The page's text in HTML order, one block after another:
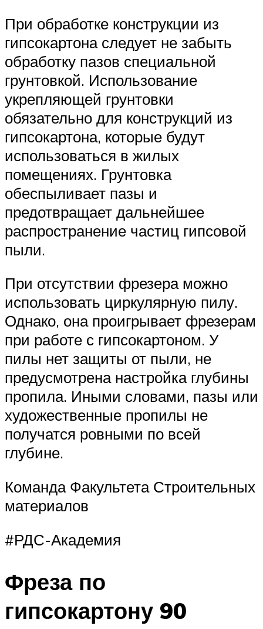
При обработке конструкции из
гипсокартона следует не забыть
обработку пазов специальной
грунтовкой. Использование
укрепляющей грунтовки
обязательно для конструкций из
гипсокартона, которые будут
использоваться в жилых
помещениях. Грунтовка
обеспыливает пазы и
предотвращает дальнейшее
распространение частиц гипсовой
пыли.
При отсутствии фрезера можно
использовать циркулярную пилу.
Однако, она проигрывает фрезерам
при работе с гипсокартоном. У
пилы нет защиты от пыли, не
предусмотрена настройка глубины
пропила. Иными словами, пазы или
художественные пропилы не
получатся ровными по всей
глубине.
Команда Факультета Строительных
материалов
#РДС-Академия
Фреза по
гипсокартону 90